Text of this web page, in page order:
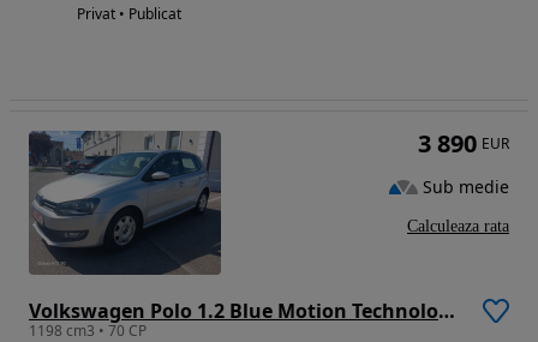
Privat • Publicat
Volkswagen Polo 1.2 Blue Motion Technology Style
1198 cm3 • 70 CP
3 890 EUR
Sub medie
Calculeaza rata